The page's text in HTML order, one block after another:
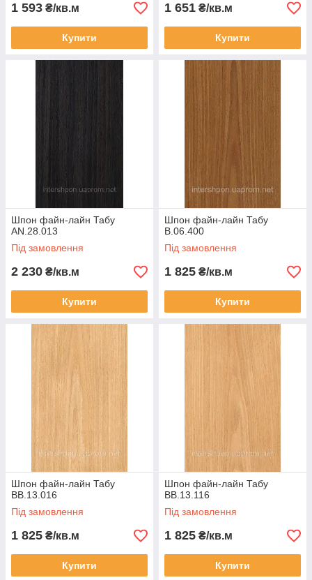
1 593 ₴/кв.м
Купити
1 651 ₴/кв.м
Купити
Шпон файн-лайн Табу
AN.28.013
Під замовлення
2 230 ₴/кв.м
Купити
Шпон файн-лайн Табу
B.06.400
Під замовлення
1 825 ₴/кв.м
Купити
Шпон файн-лайн Табу
BB.13.016
Під замовлення
1 825 ₴/кв.м
Купити
Шпон файн-лайн Табу
BB.13.116
Під замовлення
1 825 ₴/кв.м
Купити